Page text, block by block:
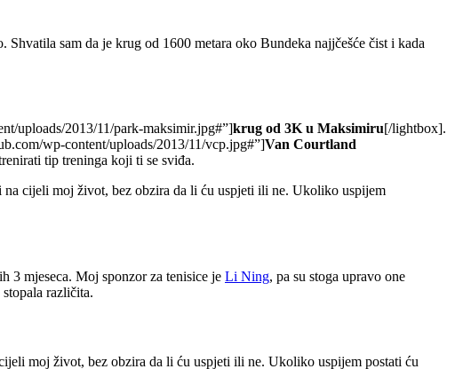
sam da je krug od 1600 metara oko Bundeka najjčešće čist i kada
uploads/2013/11/park-maksimir.jpg#”]krug od 3K u Maksimiru[/lightbox].
wp-content/uploads/2013/11/vcp.jpg#”]Van Courtland
tip treninga koji ti se sviđa.
na cijeli moj život, bez obzira da li ću uspjeti ili ne. Ukoliko uspijem
3 mjeseca. Moj sponzor za tenisice je Li Ning, pa su stoga upravo one
različita.
moj život, bez obzira da li ću uspjeti ili ne. Ukoliko uspijem postati ću